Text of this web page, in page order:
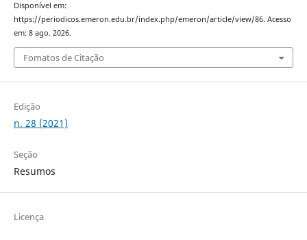
Disponível em:
https://periodicos.emeron.edu.br/index.php/emeron/article/view/86. Acesso
em: 8 ago. 2026.
Fomatos de Citação
Edição
n. 28 (2021)
Seção
Resumos
Licença